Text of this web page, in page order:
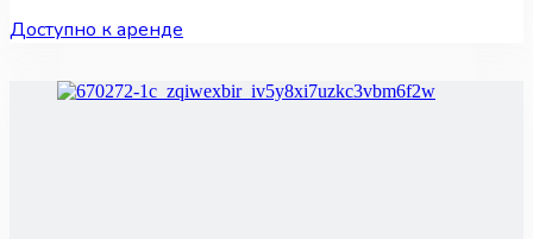
Доступно к аренде